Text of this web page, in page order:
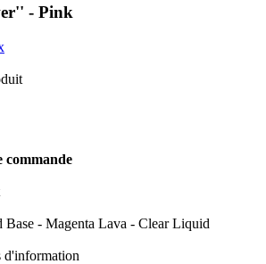
- Pink
commande
Base - Magenta Lava - Clear Liquid
d'information